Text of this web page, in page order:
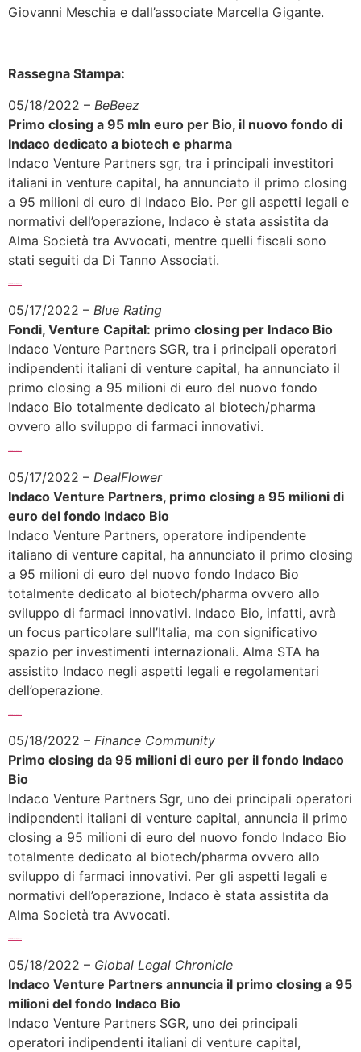
Giovanni Meschia e dall’associate Marcella Gigante.
Rassegna Stampa:
05/18/2022 – BeBeez
Primo closing a 95 mln euro per Bio, il nuovo fondo di
Indaco dedicato a biotech e pharma
Indaco Venture Partners sgr, tra i principali investitori
italiani in venture capital, ha annunciato il primo closing
a 95 milioni di euro di Indaco Bio. Per gli aspetti legali e
normativi dell’operazione, Indaco è stata assistita da
Alma Società tra Avvocati, mentre quelli fiscali sono
stati seguiti da Di Tanno Associati.
05/17/2022 – Blue Rating
Fondi, Venture Capital: primo closing per Indaco Bio
Indaco Venture Partners SGR, tra i principali operatori
indipendenti italiani di venture capital, ha annunciato il
primo closing a 95 milioni di euro del nuovo fondo
Indaco Bio totalmente dedicato al biotech/pharma
ovvero allo sviluppo di farmaci innovativi.
05/17/2022 – DealFlower
Indaco Venture Partners, primo closing a 95 milioni di
euro del fondo Indaco Bio
Indaco Venture Partners, operatore indipendente
italiano di venture capital, ha annunciato il primo closing
a 95 milioni di euro del nuovo fondo Indaco Bio
totalmente dedicato al biotech/pharma ovvero allo
sviluppo di farmaci innovativi. Indaco Bio, infatti, avrà
un focus particolare sull’Italia, ma con significativo
spazio per investimenti internazionali. Alma STA ha
assistito Indaco negli aspetti legali e regolamentari
dell’operazione.
05/18/2022 – Finance Community
Primo closing da 95 milioni di euro per il fondo Indaco
Bio
Indaco Venture Partners Sgr, uno dei principali operatori
indipendenti italiani di venture capital, annuncia il primo
closing a 95 milioni di euro del nuovo fondo Indaco Bio
totalmente dedicato al biotech/pharma ovvero allo
sviluppo di farmaci innovativi. Per gli aspetti legali e
normativi dell’operazione, Indaco è stata assistita da
Alma Società tra Avvocati.
05/18/2022 – Global Legal Chronicle
Indaco Venture Partners annuncia il primo closing a 95
milioni del fondo Indaco Bio
Indaco Venture Partners SGR, uno dei principali
operatori indipendenti italiani di venture capital,